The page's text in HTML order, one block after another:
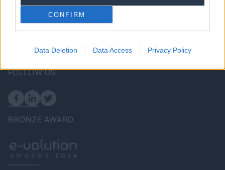
CONFIRM
Data Deletion Data Access Privacy Policy
Επιχειρήσεις
Ενέργεια
FOLLOW US
BRONZE AWARD